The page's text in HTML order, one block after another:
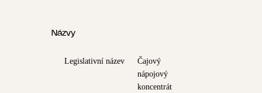
Názvy
Legislativní název
Čajový
nápojový
koncentrát